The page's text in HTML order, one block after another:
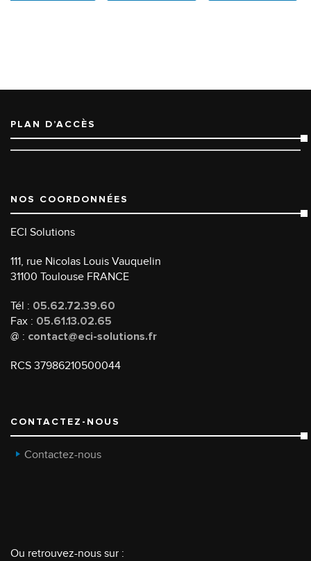
PLAN D’ACCÈS
NOS COORDONNÉES
ECI Solutions
111, rue Nicolas Louis Vauquelin
31100 Toulouse FRANCE
Tél : 05.62.72.39.60
Fax : 05.61.13.02.65
@ : contact@eci-solutions.fr
RCS 37986210500044
CONTACTEZ-NOUS
Contactez-nous
Ou retrouvez-nous sur :